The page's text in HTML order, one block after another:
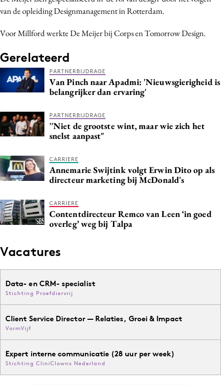
Influencer marketing
Martech
Merkstrategie
PR
Programmatic
Reputatie & crisis
van de opleiding Designmanagement in Rotterdam.
Voor Millford werkte De Meijer bij Corps en Tomorrow Design.
Gerelateerd
PARTNERBIJDRAGE
Van Pinch naar Apadmi: 'Nieuwsgierigheid is
belangrijker dan ervaring'
PARTNERBIJDRAGE
''Niet de grootste wint, maar wie zich het
snelst aanpast"
CARRIERE
Annemarie Swijtink volgt Erwin Dito op als
directeur marketing bij McDonald's
CARRIERE
Contentdirecteur Remco van Leen ‘in goed
overleg’ weg bij Talpa
Vacatures
Data- en CRM- specialist
Stichting Proefdiervrij
Client Service Director — Relaties, Groei & Impact
VormVijf
Expert interne communicatie (28 uur per week)
Stichting CliniClowns Nederland